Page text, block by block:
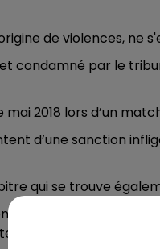
de violences, ne
et condamné par le
2018 lors d’un
d’une sanction
qui se trouve
chargée de mission
de stade